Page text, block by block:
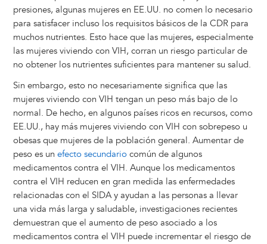
presiones, algunas mujeres en EE.UU. no comen lo necesario
para satisfacer incluso los requisitos básicos de la CDR para
muchos nutrientes. Esto hace que las mujeres, especialmente
las mujeres viviendo con VIH, corran un riesgo particular de
no obtener los nutrientes suficientes para mantener su salud.
Sin embargo, esto no necesariamente significa que las
mujeres viviendo con VIH tengan un peso más bajo de lo
normal. De hecho, en algunos países ricos en recursos, como
EE.UU., hay más mujeres viviendo con VIH con sobrepeso u
obesas que mujeres de la población general. Aumentar de
peso es un efecto secundariocomún de algunos
medicamentos contra el VIH. Aunque los medicamentos
contra el VIH reducen en gran medida las enfermedades
relacionadas con el SIDA y ayudan a las personas a llevar
una vida más larga y saludable, investigaciones recientes
demuestran que el aumento de peso asociado a los
medicamentos contra el VIH puede incrementar el riesgo de